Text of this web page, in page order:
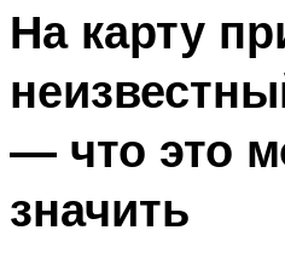
На карту
— что это
значить